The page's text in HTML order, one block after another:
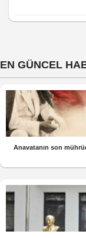
EN GÜNCEL
Anavatanın son